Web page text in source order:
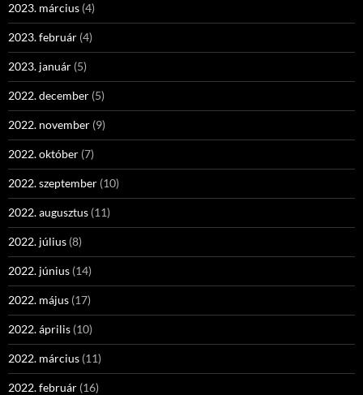
2023. március (4)
2023. február (4)
2023. január (5)
2022. december (5)
2022. november (9)
2022. október (7)
2022. szeptember (10)
2022. augusztus (11)
2022. július (8)
2022. június (14)
2022. május (17)
2022. április (10)
2022. március (11)
2022. február (16)